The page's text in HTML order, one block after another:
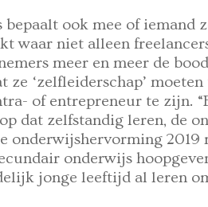
bepaalt ook mee of iemand
waar niet alleen
meer en meer de
ze ‘zelfleiderschap’
of entrepreneur te zijn.
dat zelfstandig leren, de
onderwijshervorming 2019
onderwijs
jonge leeftijd al leren